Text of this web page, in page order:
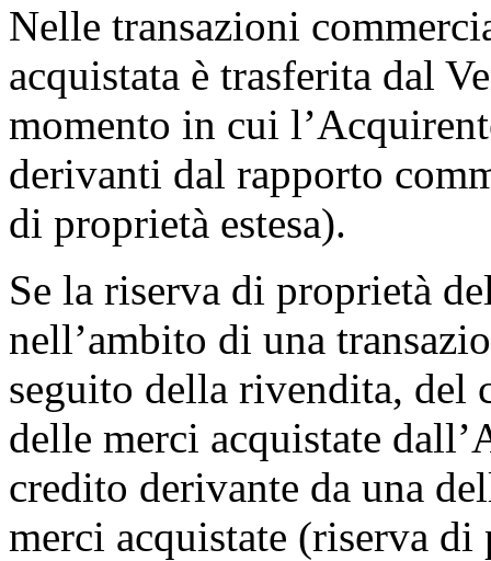
Nelle transazioni
acquistata è trasferita dal
momento in cui
derivanti dal rapporto
di proprietà estesa).
Se la riserva di proprietà
nell’ambito di una
seguito della rivendita, del
delle merci acquistate
credito derivante da una
merci acquistate (riserva di